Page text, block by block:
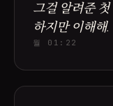
그걸 알려준
하지만 이해해.
월 01:22